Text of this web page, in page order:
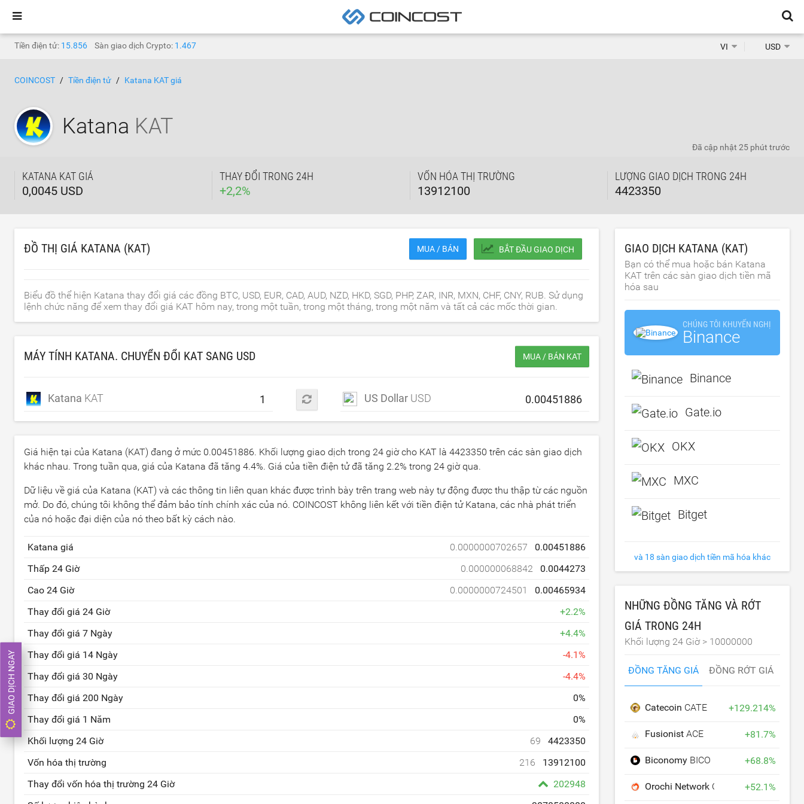
Tiền điện tử: 15.856 Sàn giao dịch Crypto: 1.467 VI USD
COINCOST Tiền điện tử Katana KAT giá
Katana KAT
KATANA KAT GIÁ
0,0045 USD
THAY ĐỔI TRONG 24H
+2,2%
VỐN HÓA THỊ TRƯỜNG
13912100
LƯỢNG GIAO DỊCH TRONG 24H
4423350
Đã cập nhật 25 phút trước
ĐỒ THỊ GIÁ KATANA (KAT) MUA / BÁN BẮT ĐẦU GIAO DỊCH
Biểu đồ thể hiện Katana thay đổi giá các đồng BTC, USD, EUR, CAD, AUD, NZD, HKD, SGD, PHP, ZAR, INR, MXN, CHF, CNY, RUB. Sử dụng
lệnh chức năng để xem thay đổi giá KAT hôm nay, trong một tuần, trong một tháng, trong một năm và tất cả các mốc thời gian.
MÁY TÍNH KATANA. CHUYỂN ĐỔI KAT SANG USD MUA / BÁN KAT
Katana KAT US Dollar USD
Giá hiện tại của Katana (KAT) đang ở mức 0.00451886. Khối lượng giao dịch trong 24 giờ cho KAT là 4423350 trên các sàn giao dịch
khác nhau. Trong tuần qua, giá của Katana đã tăng 4.4%. Giá của tiền điện tử đã tăng 2.2% trong 24 giờ qua.
Dữ liệu về giá của Katana (KAT) và các thông tin liên quan khác được trình bày trên trang web này tự động được thu thập từ các nguồn
mở. Do đó, chúng tôi không thể đảm bảo tính chính xác của nó. COINCOST không liên kết với tiền điện tử Katana, các nhà phát triển
của nó hoặc đại diện của nó theo bất kỳ cách nào.
Katana giá 0.0000000702657
0.00451886
Thấp 24 Giờ
0.000000068842
0.0044273
Cao 24 Giờ
0.0000000724501
0.00465934
Thay đổi giá 24 Giờ
+2.2%
Thay đổi giá 7 Ngày
+4.4%
Thay đổi giá 14 Ngày
-4.1%
Thay đổi giá 30 Ngày
-4.4%
Thay đổi giá 200 Ngày
0%
Thay đổi giá 1 Năm
0%
Khối lượng 24 Giờ
69
4423350
Vốn hóa thị trường
216
13912100
Thay đổi vốn hóa thị trường 24 Giờ
202948
GIAO DỊCH KATANA (KAT)
Bạn có thể mua hoặc bán Katana
KAT trên các sàn giao dịch tiền mã
hóa sau
CHÚNG TÔI KHUYẾN NGHỊ
Binance
Binance
Gate.io
OKX
MXC
Bitget
và 18 sàn giao dịch tiền mã hóa khác
NHỮNG ĐỒNG TĂNG VÀ RỚT
GIÁ TRONG 24H
Khối lượng 24 Giờ > 10000000
ĐỒNG TĂNG GIÁ ĐỒNG RỚT GIÁ
Catecoin CATE +129.214%
FusionistACE +81.7%
Biconomy BICO +68.8%
Orochi Network ON +52.1%
GIAO DỊCH NGAY